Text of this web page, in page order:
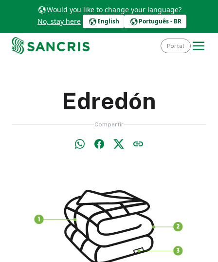
Would you like to change your language?
No, stay here
English Português - BR
Portal
Edredón
Compartir